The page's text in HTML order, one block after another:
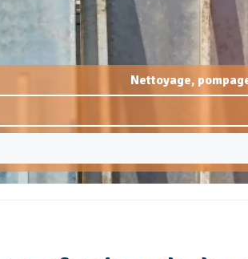
Nettoyage,